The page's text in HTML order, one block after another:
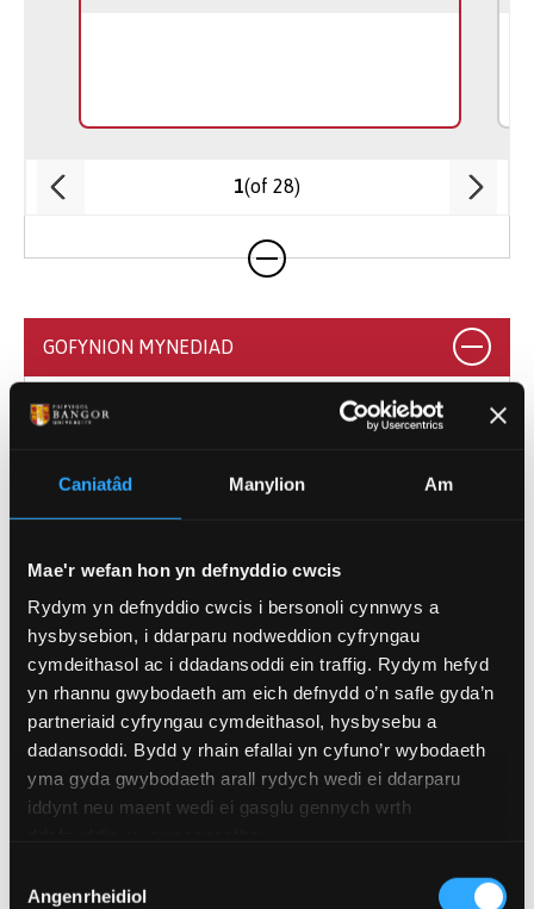
Caniatâd Manylion Am
Mae'r wefan hon yn defnyddio cwcis
Rydym yn defnyddio cwcis i bersonoli cynnwys a
hysbysebion, i ddarparu nodweddion cyfryngau
cymdeithasol ac i ddadansoddi ein traffig. Rydym hefyd
yn rhannu gwybodaeth am eich defnydd o’n safle gyda’n
partneriaid cyfryngau cymdeithasol, hysbysebu a
dadansoddi. Bydd y rhain efallai yn cyfuno’r wybodaeth
yma gyda gwybodaeth arall rydych wedi ei ddarparu
iddynt neu maent wedi ei gasglu gennych wrth
Caniatâd
Angenrheidiol
1(of 28)
GOFYNION MYNEDIAD
GOFYNION MYNEDIAD PWNC-BENODOL
TGAU: gradd C/4 mewn Saesneg, Mathemateg a
Chymhwyster Gwyddoniaeth Ddwbl, os na chaiff
Lefel 3.
Mae'r cynigion yn seiliedig ar dariffau, 128 -
144 pwynt tariff o gymwysterau Lefel 3* e.e.:
Lefel A: gan gynnwys gradd C mewn
Bioleg os yn astudio un pwnc
gwyddoniaeth arall (Cemeg, Ffiseg,
Mathemateg, Seicoleg, Gwyddor yr
yn astudio pwnc gwyddoniaeth arall. Ni